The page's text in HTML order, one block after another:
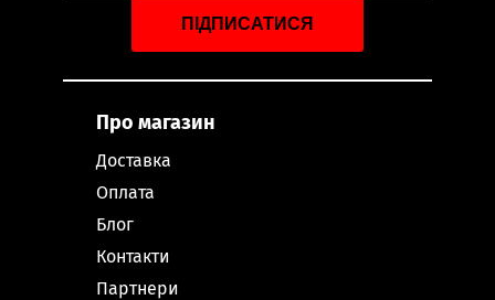
ПІДПИСАТИСЯ
Про магазин
Доставка
Оплата
Блог
Контакти
Партнери